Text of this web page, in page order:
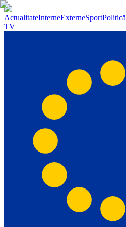
ActualitateInterneExterneSportPolitică
TV